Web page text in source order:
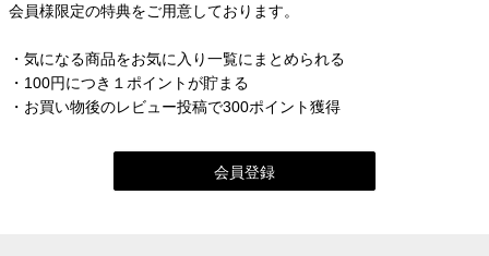
会員様限定の特典をご用意しております。
・気になる商品をお気に入り一覧にまとめられる
・100円につき１ポイントが貯まる
・お買い物後のレビュー投稿で300ポイント獲得
会員登録